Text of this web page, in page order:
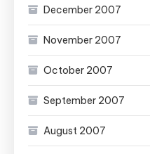
December 2007
November 2007
October 2007
September 2007
August 2007